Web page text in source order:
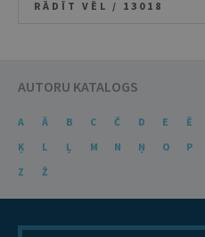
RĀDĪT VĒL / 13018
AUTORU KATALOGS
A Ā B C Č D E Ē
Ķ
L Ļ M N Ņ O P
Z
Ž